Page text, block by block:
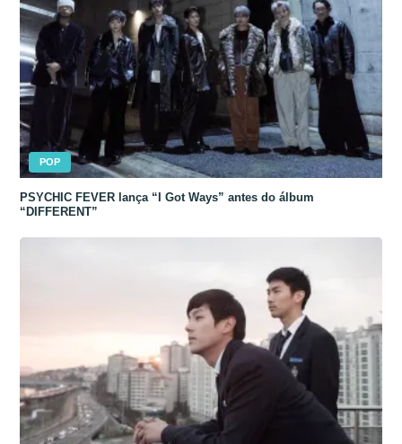
POP
PSYCHIC FEVER lança “I Got Ways” antes do álbum
“DIFFERENT”